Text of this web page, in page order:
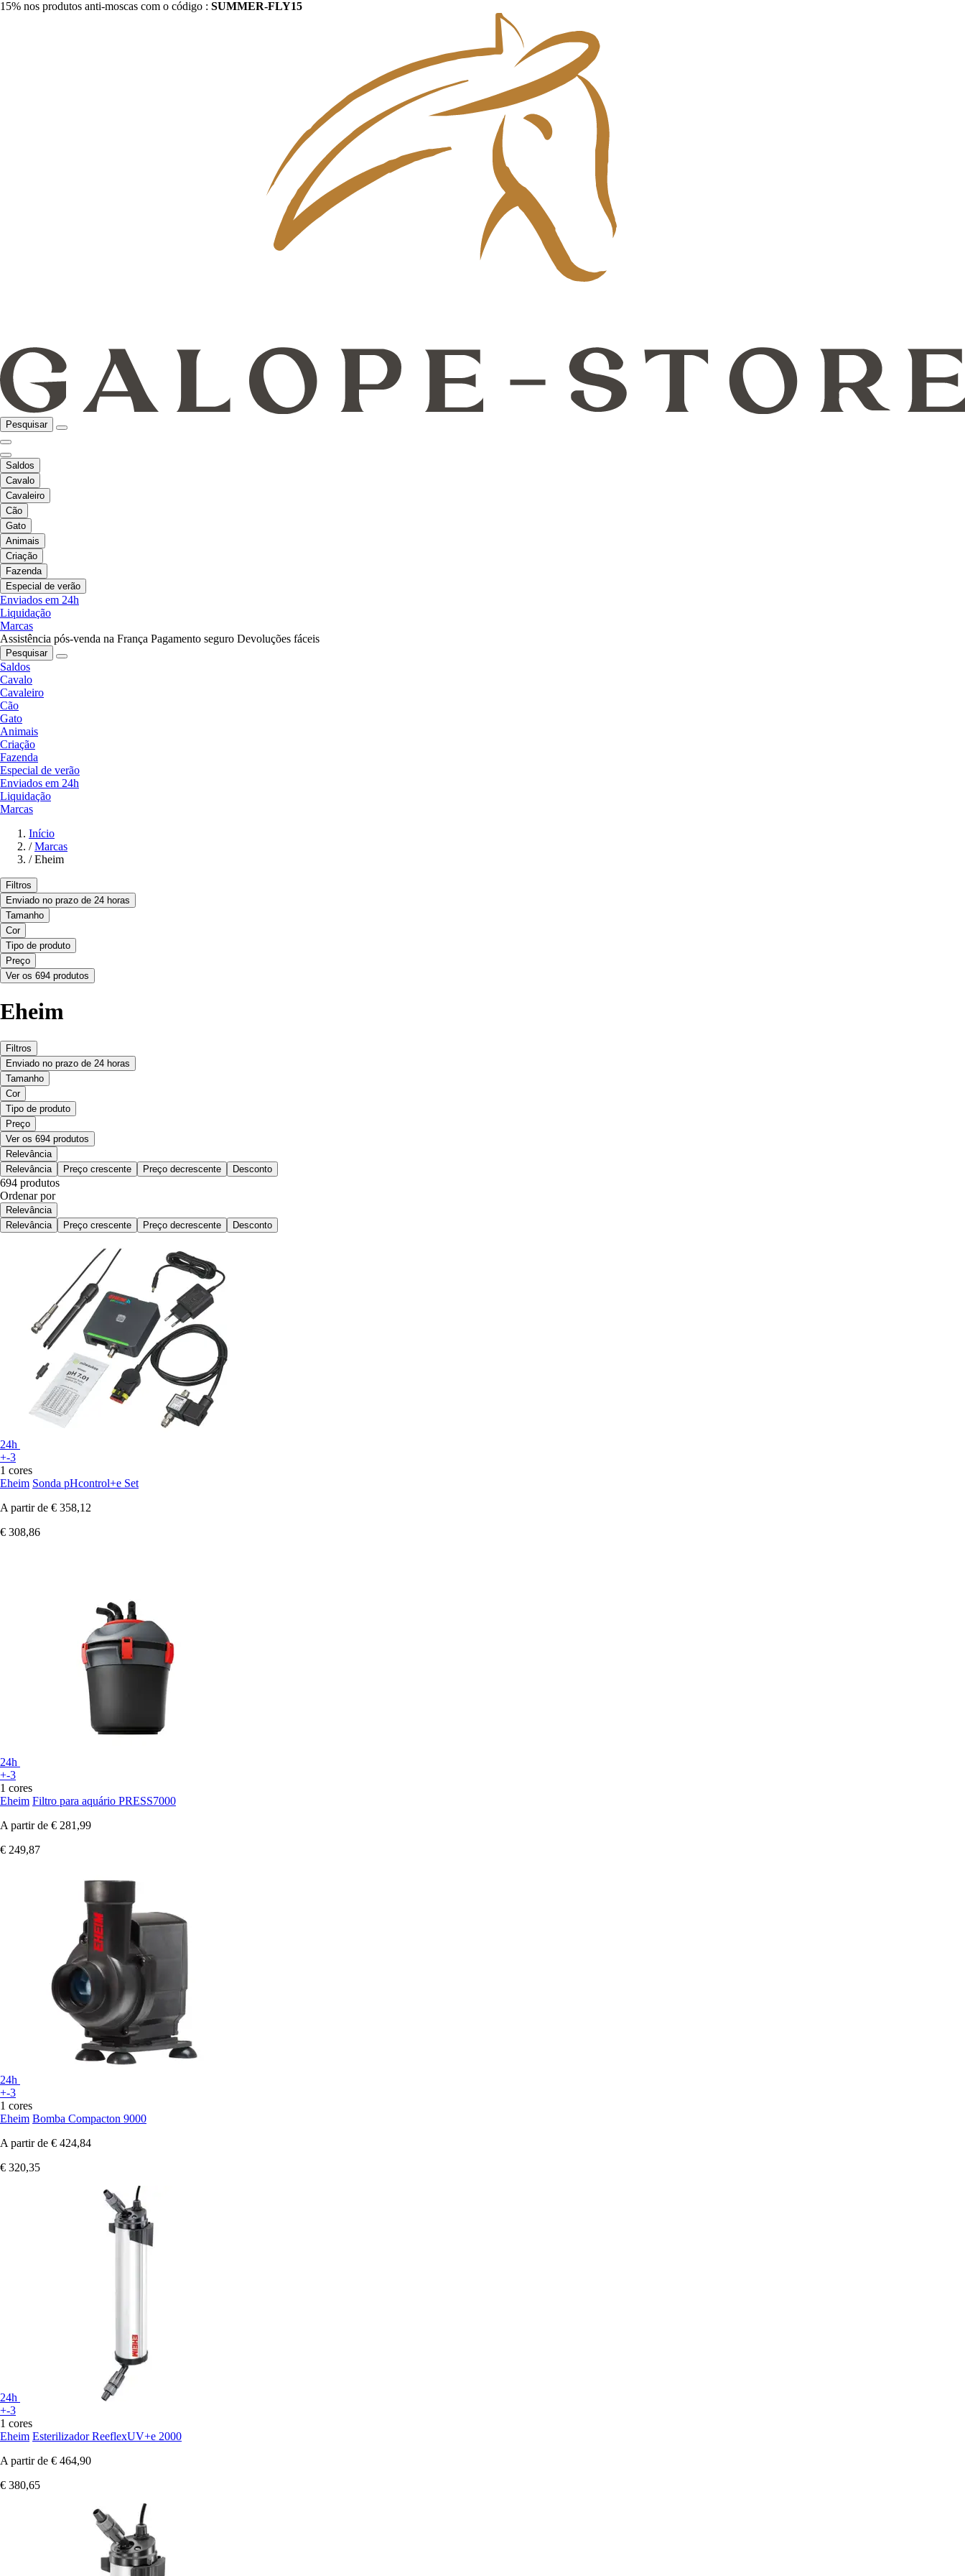
15% nos produtos anti-moscas com o código : SUMMER-FLY15
Pesquisar
Saldos
Cavalo
Cavaleiro
Cão
Gato
Animais
Criação
Fazenda
Especial de verão
Enviados em 24h
Liquidação
Marcas
Assistência pós-venda na França Pagamento seguro Devoluções fáceis
Pesquisar
Saldos
Cavalo
Cavaleiro
Cão
Gato
Animais
Criação
Fazenda
Especial de verão
Enviados em 24h
Liquidação
Marcas
Início
/ Marcas
/ Eheim
Filtros
Enviado no prazo de 24 horas
Tamanho
Cor
Tipo de produto
Preço
Ver os 694 produtos
Eheim
Filtros
Enviado no prazo de 24 horas
Tamanho
Cor
Tipo de produto
Preço
Ver os 694 produtos
Relevância
Relevância
Preço crescente Preço decrescente Desconto
694 produtos
Ordenar por
Relevância
Relevância
Preço crescente Preço decrescente Desconto
24h
+-3
1 cores
Eheim Sonda pHcontrol+e Set
A partir de € 358,12
€ 308,86
24h
+-3
1 cores
Eheim Filtro para aquário PRESS7000
A partir de € 281,99
€ 249,87
24h
+-3
1 cores
Eheim Bomba Compacton 9000
A partir de € 424,84
€ 320,35
24h
+-3
1 cores
Eheim Esterilizador ReeflexUV+e 2000
A partir de € 464,90
€ 380,65